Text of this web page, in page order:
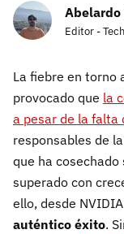
Abelardo
Editor - Tech
La fiebre en torno
provocado que la
a pesar de la falta
responsables de
que ha cosechado
superado con
ello, desde
auténtico éxito.